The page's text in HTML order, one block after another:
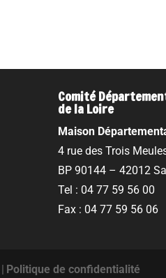
Comité
de la Loire
Maison
4 rue des Trois
BP 90144 – 42012
Tel : 04 77 59 56 00
Fax : 04 77 59 56 06
Politique de confidentialité